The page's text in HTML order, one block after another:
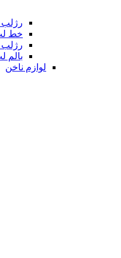
رژلب
خط
رژلب
بالم
لوازم ناخن